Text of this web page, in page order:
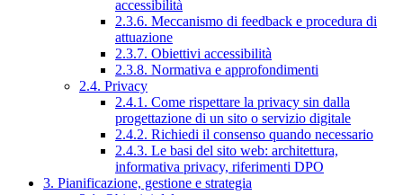
accessibilità
2.3.6. Meccanismo di feedback e procedura di
attuazione
2.3.7. Obiettivi accessibilità
2.3.8. Normativa e approfondimenti
2.4. Privacy
2.4.1. Come rispettare la privacy sin dalla
progettazione di un sito o servizio digitale
2.4.2. Richiedi il consenso quando necessario
2.4.3. Le basi del sito web: architettura,
informativa privacy, riferimenti DPO
3. Pianificazione, gestione e strategia